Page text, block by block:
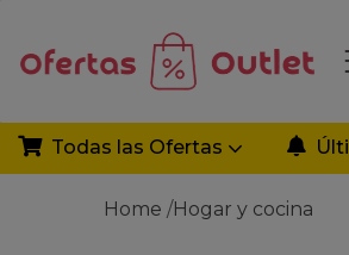
Todas las Ofertas
Home /Hogar y cocina